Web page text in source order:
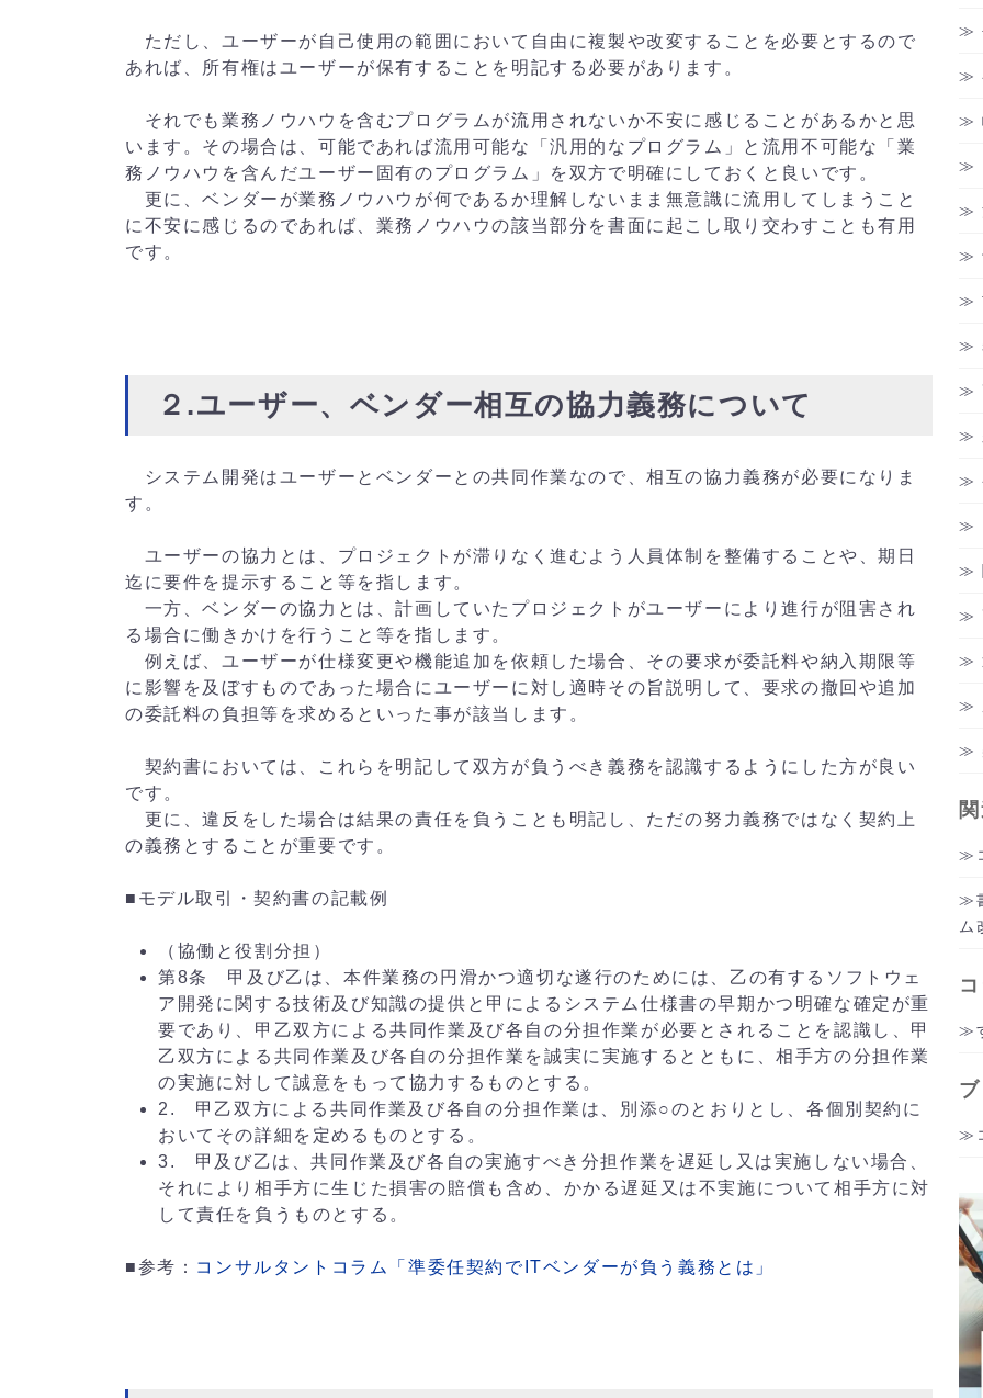
ただし、ユーザーが自己使用の範囲において自由に複製や改変することを必要とするので
あれば、所有権はユーザーが保有することを明記する必要があります。
それでも業務ノウハウを含むプログラムが流用されないか不安に感じることがあるかと思
います。その場合は、可能であれば流用可能な「汎用的なプログラム」と流用不可能な「業
務ノウハウを含んだユーザー固有のプログラム」を双方で明確にしておくと良いです。
更に、ベンダーが業務ノウハウが何であるか理解しないまま無意識に流用してしまうこと
に不安に感じるのであれば、業務ノウハウの該当部分を書面に起こし取り交わすことも有用
です。
２.ユーザー、ベンダー相互の協力義務について
システム開発はユーザーとベンダーとの共同作業なので、相互の協力義務が必要になりま
す。
ユーザーの協力とは、プロジェクトが滞りなく進むよう人員体制を整備することや、期日
迄に要件を提示すること等を指します。
一方、ベンダーの協力とは、計画していたプロジェクトがユーザーにより進行が阻害され
る場合に働きかけを行うこと等を指します。
例えば、ユーザーが仕様変更や機能追加を依頼した場合、その要求が委託料や納入期限等
に影響を及ぼすものであった場合にユーザーに対し適時その旨説明して、要求の撤回や追加
の委託料の負担等を求めるといった事が該当します。
契約書においては、これらを明記して双方が負うべき義務を認識するようにした方が良い
です。
更に、違反をした場合は結果の責任を負うことも明記し、ただの努力義務ではなく契約上
の義務とすることが重要です。
■モデル取引・契約書の記載例
（協働と役割分担）
第8条 甲及び乙は、本件業務の円滑かつ適切な遂行のためには、乙の有するソフトウェ
ア開発に関する技術及び知識の提供と甲によるシステム仕様書の早期かつ明確な確定が重
要であり、甲乙双方による共同作業及び各自の分担作業が必要とされることを認識し、甲
乙双方による共同作業及び各自の分担作業を誠実に実施するとともに、相手方の分担作業
の実施に対して誠意をもって協力するものとする。
2. 甲乙双方による共同作業及び各自の分担作業は、別添○のとおりとし、各個別契約に
おいてその詳細を定めるものとする。
3. 甲及び乙は、共同作業及び各自の実施すべき分担作業を遅延し又は実施しない場合、
それにより相手方に生じた損害の賠償も含め、かかる遅延又は不実施について相手方に対
して責任を負うものとする。
■参考： コンサルタントコラム「準委任契約でITベンダーが負う義務とは」
ム